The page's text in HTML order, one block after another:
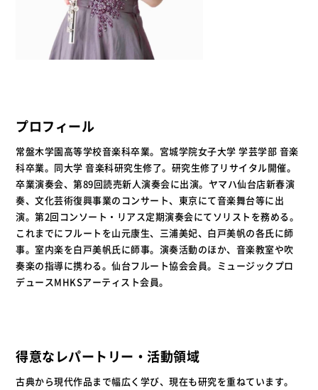
プロフィール
常盤木学園高等学校音楽科卒業。宮城学院女子大学 学芸学部 音楽
科卒業。同大学 音楽科研究生修了。研究生修了リサイタル開催。
卒業演奏会、第89回読売新人演奏会に出演。ヤマハ仙台店新春演
奏、文化芸術復興事業のコンサート、東京にて音楽舞台等に出
演。第2回コンソート・リアス定期演奏会にてソリストを務める。
これまでにフルートを山元康生、三浦美妃、白戸美帆の各氏に師
事。室内楽を白戸美帆氏に師事。演奏活動のほか、音楽教室や吹
奏楽の指導に携わる。仙台フルート協会会員。ミュージックプロ
デュースMHKSアーティスト会員。
得意なレパートリー・活動領域
古典から現代作品まで幅広く学び、現在も研究を重ねています。